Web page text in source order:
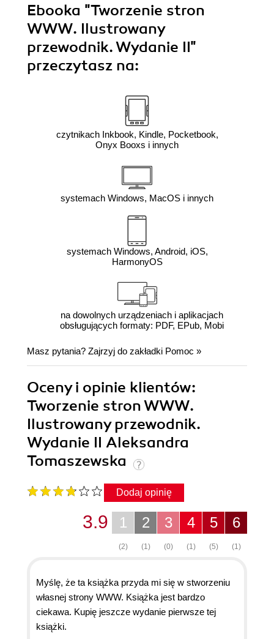
Ebooka "Tworzenie stron
WWW. Ilustrowany
przewodnik. Wydanie II"
przeczytasz na:
czytnikach Inkbook, Kindle, Pocketbook,
Onyx Booxs i innych
systemach Windows, MacOS i innych
systemach Windows, Android, iOS,
HarmonyOS
na dowolnych urządzeniach i aplikacjach
obsługujących formaty: PDF, EPub, Mobi
Masz pytania? Zajrzyj do zakładki Pomoc »
Oceny i opinie klientów:
Tworzenie stron WWW.
Ilustrowany przewodnik.
Wydanie II Aleksandra
Tomaszewska
Dodaj opinię
6
(1)
5
(5)
4
(1)
3
(0)
2
(1)
1
(2)
3.9
Myślę, że ta książka przyda mi się w stworzeniu
własnej strony WWW. Książka jest bardzo
ciekawa. Kupię jeszcze wydanie pierwsze tej
książki.